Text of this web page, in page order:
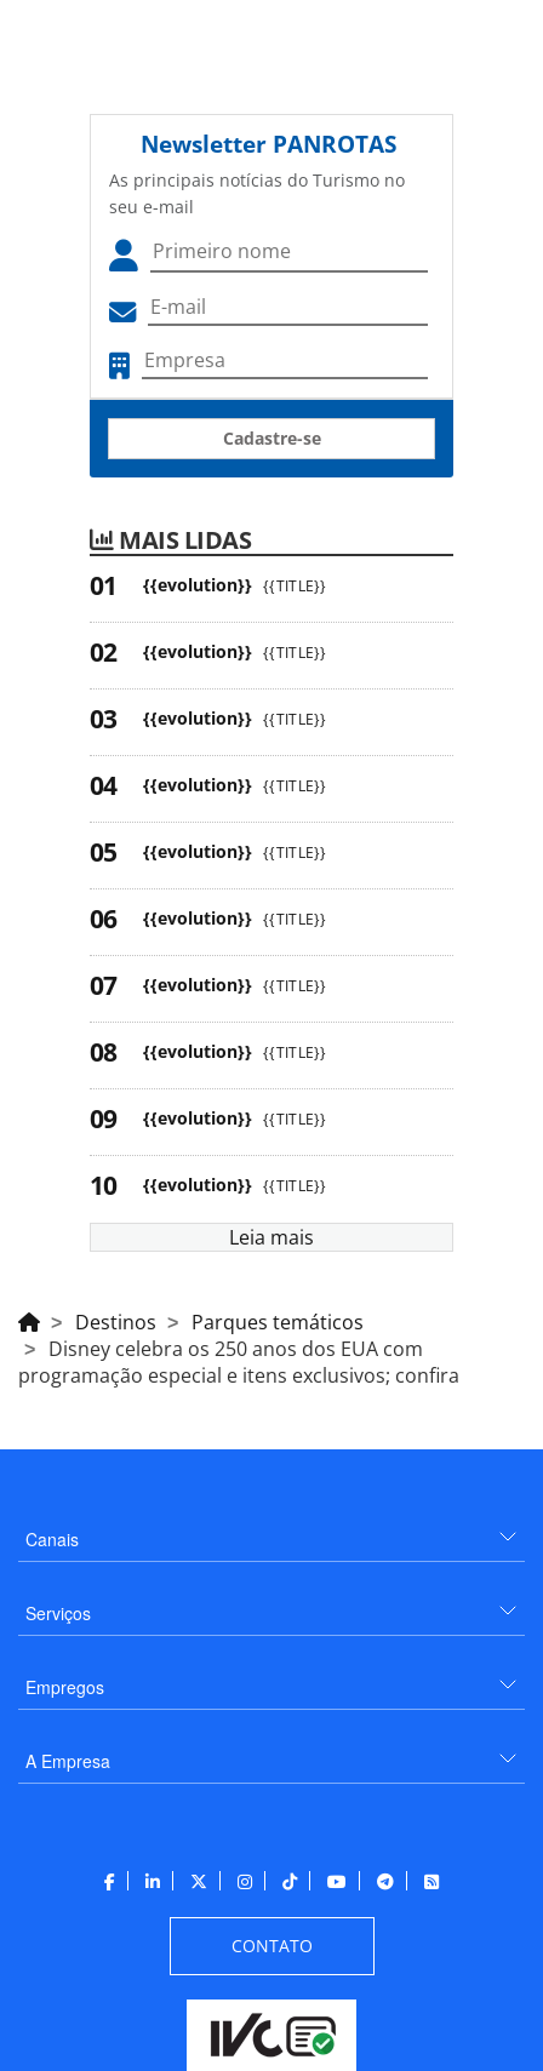
Newsletter PANROTAS
As principais notícias do Turismo no
seu e-mail
Cadastre-se
MAIS LIDAS
{{evolution}} {{TITLE}}
{{evolution}} {{TITLE}}
{{evolution}} {{TITLE}}
{{evolution}} {{TITLE}}
{{evolution}} {{TITLE}}
{{evolution}} {{TITLE}}
{{evolution}} {{TITLE}}
{{evolution}} {{TITLE}}
{{evolution}} {{TITLE}}
{{evolution}} {{TITLE}}
Leia mais
Destinos
Parques temáticos
Disney celebra os 250 anos dos EUA com
programação especial e itens exclusivos; confira
Canais
Serviços
Empregos
A Empresa
CONTATO